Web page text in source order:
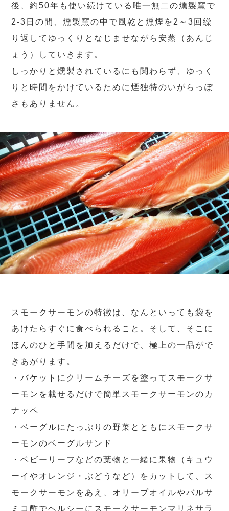
後、約50年も使い続けている唯一無二の燻製窯で
2-3日の間、燻製窯の中で風乾と燻煙を2～3回繰
り返してゆっくりとなじませながら安蒸（あんじ
ょう）していきます。
しっかりと燻製されているにも関わらず、ゆっく
りと時間をかけているために煙独特のいがらっぽ
さもありません。
スモークサーモンの特徴は、なんといっても袋を
あけたらすぐに食べられること。そして、そこに
ほんのひと手間を加えるだけで、極上の一品がで
きあがります。
・バケットにクリームチーズを塗ってスモークサ
ーモンを載せるだけで簡単スモークサーモンのカ
ナッペ
・ベーグルにたっぷりの野菜とともにスモークサ
ーモンのベーグルサンド
・ベビーリーフなどの葉物と一緒に果物（キュウ
ーイやオレンジ・ぶどうなど）をカットして、ス
モークサーモンをあえ、オリーブオイルやバルサ
ミコ酢でヘルシーにスモークサーモンマリネサラ